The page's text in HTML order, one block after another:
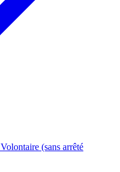
Volontaire (sans arrêté